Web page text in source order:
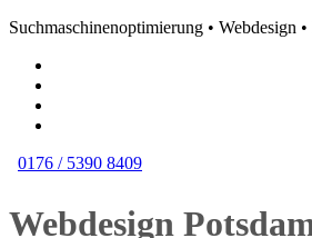
Suchmaschinenoptimierung • Webdesign
0176 / 5390 8409
Webdesign